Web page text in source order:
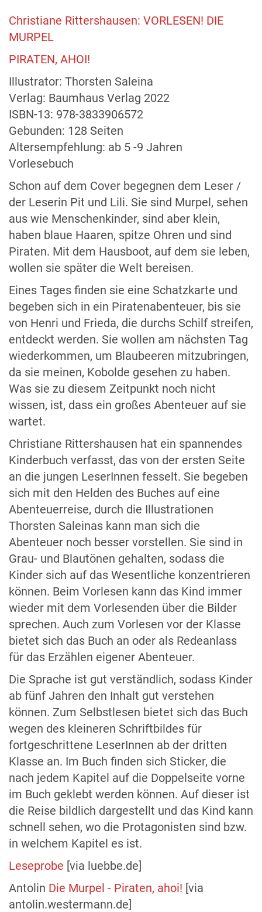
Christiane Rittershausen: VORLESEN! DIE
MURPEL
PIRATEN, AHOI!
Illustrator: Thorsten Saleina
Verlag: Baumhaus Verlag 2022
ISBN-13: 978-3833906572
Gebunden: 128 Seiten
Altersempfehlung: ab 5 -9 Jahren
Vorlesebuch
Schon auf dem Cover begegnen dem Leser /
der Leserin Pit und Lili. Sie sind Murpel, sehen
aus wie Menschenkinder, sind aber klein,
haben blaue Haaren, spitze Ohren und sind
Piraten. Mit dem Hausboot, auf dem sie leben,
wollen sie später die Welt bereisen.
Eines Tages finden sie eine Schatzkarte und
begeben sich in ein Piratenabenteuer, bis sie
von Henri und Frieda, die durchs Schilf streifen,
entdeckt werden. Sie wollen am nächsten Tag
wiederkommen, um Blaubeeren mitzubringen,
da sie meinen, Kobolde gesehen zu haben.
Was sie zu diesem Zeitpunkt noch nicht
wissen, ist, dass ein großes Abenteuer auf sie
wartet.
Christiane Rittershausen hat ein spannendes
Kinderbuch verfasst, das von der ersten Seite
an die jungen LeserInnen fesselt. Sie begeben
sich mit den Helden des Buches auf eine
Abenteuerreise, durch die Illustrationen
Thorsten Saleinas kann man sich die
Abenteuer noch besser vorstellen. Sie sind in
Grau- und Blautönen gehalten, sodass die
Kinder sich auf das Wesentliche konzentrieren
können. Beim Vorlesen kann das Kind immer
wieder mit dem Vorlesenden über die Bilder
sprechen. Auch zum Vorlesen vor der Klasse
bietet sich das Buch an oder als Redeanlass
für das Erzählen eigener Abenteuer.
Die Sprache ist gut verständlich, sodass Kinder
ab fünf Jahren den Inhalt gut verstehen
können. Zum Selbstlesen bietet sich das Buch
wegen des kleineren Schriftbildes für
fortgeschrittene LeserInnen ab der dritten
Klasse an. Im Buch finden sich Sticker, die
nach jedem Kapitel auf die Doppelseite vorne
im Buch geklebt werden können. Auf dieser ist
die Reise bildlich dargestellt und das Kind kann
schnell sehen, wo die Protagonisten sind bzw.
in welchem Kapitel es ist.
Leseprobe [via luebbe.de]
Antolin Die Murpel - Piraten, ahoi! [via
antolin.westermann.de]